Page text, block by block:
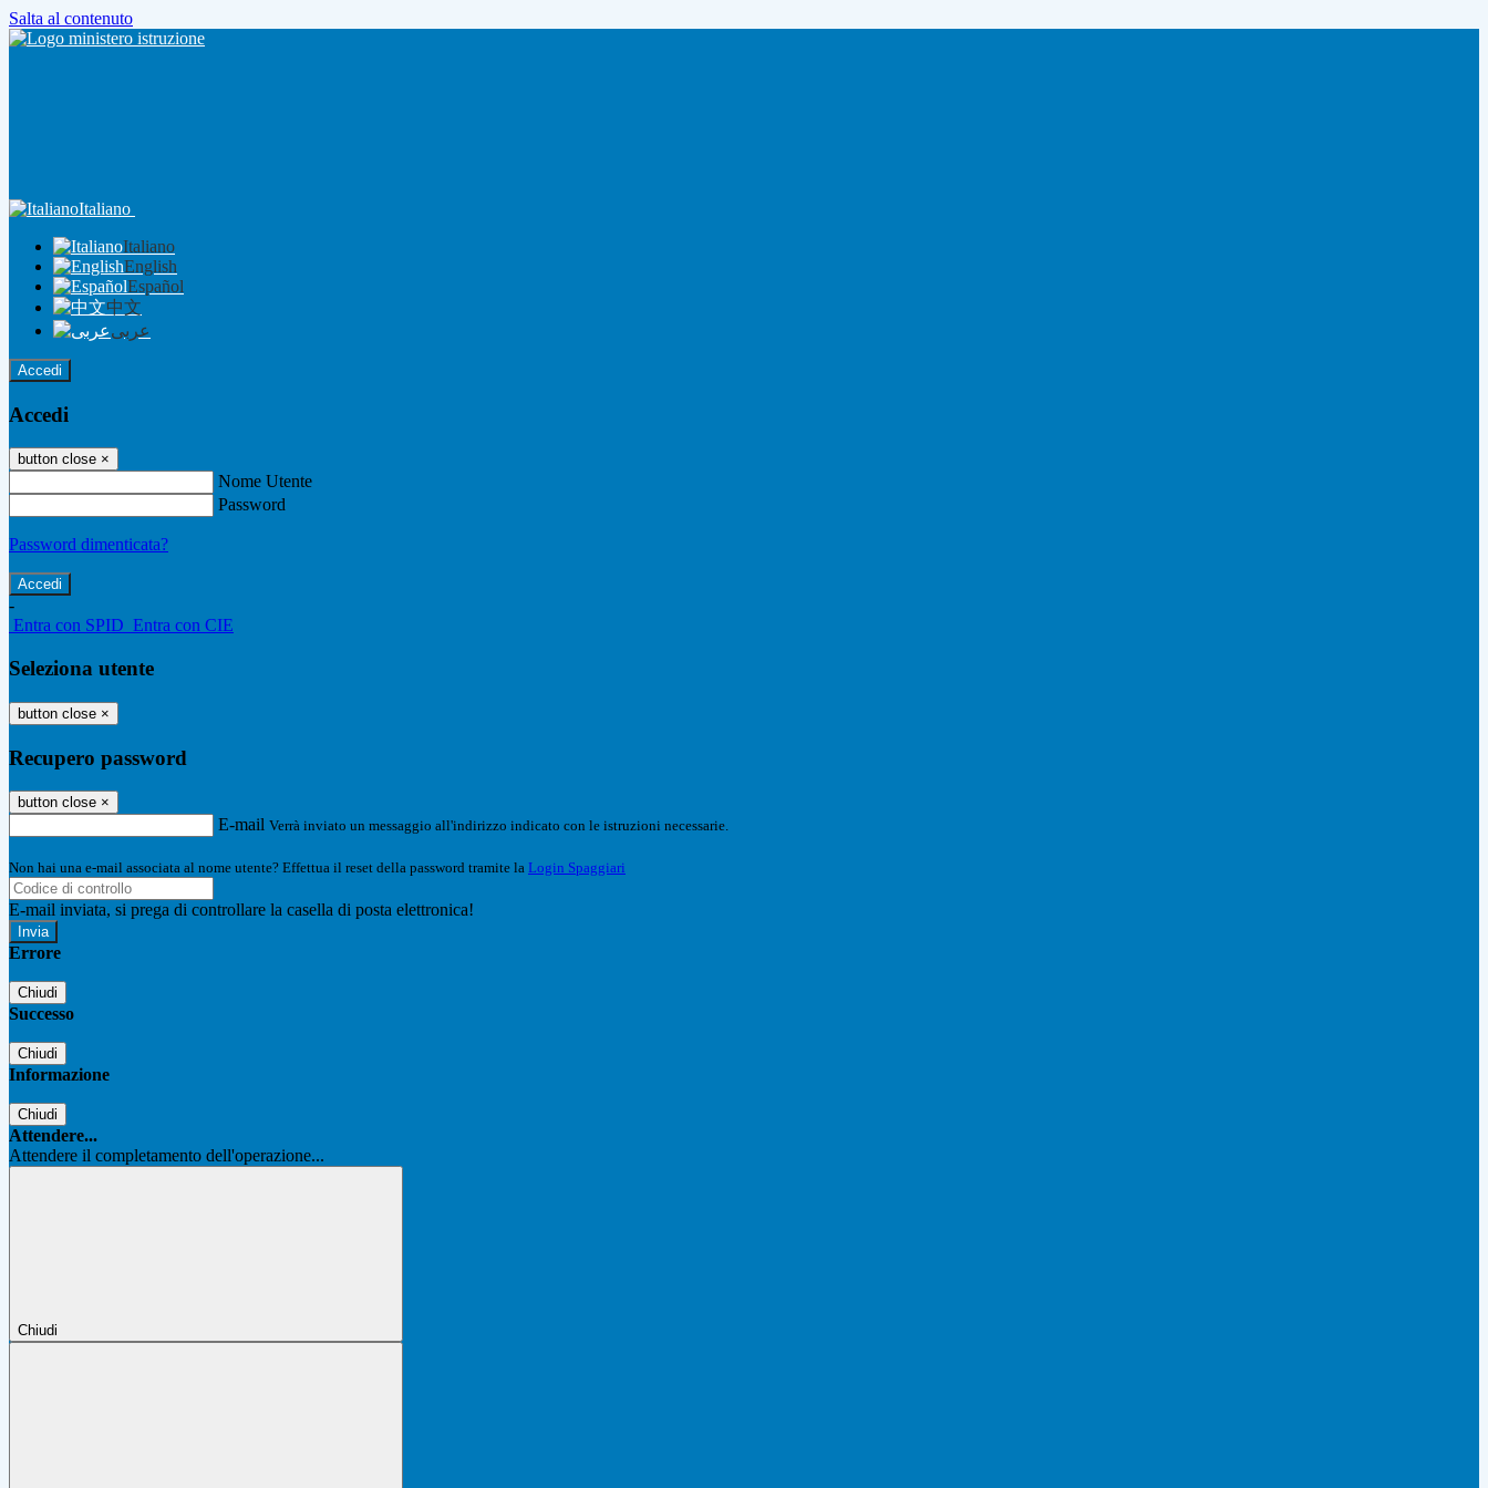
Salta al contenuto
Italiano
Italiano
English
Español
中文
عربى
Accedi
Accedi
button close ×
Nome Utente
Password
Password dimenticata?
-
Entra con SPID Entra con CIE
Seleziona utente
button close ×
Recupero password
button close ×
E-mail Verrà inviato un messaggio all'indirizzo indicato con le istruzioni necessarie.
Non hai una e-mail associata al nome utente? Effettua il reset della password tramite la Login Spaggiari
E-mail inviata, si prega di controllare la casella di posta elettronica!
Errore
Chiudi
Successo
Chiudi
Informazione
Chiudi
Attendere...
Attendere il completamento dell'operazione...
Chiudi